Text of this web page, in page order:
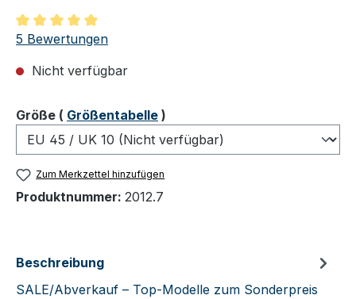
Durchschnittliche Bewertung von 5 von 5 Sternen
5 Bewertungen
Nicht verfügbar
Größeauswählen
( Größentabelle )
Zum Merkzettel hinzufügen
Produktnummer: 2012.7
Beschreibung
SALE/Abverkauf – Top-Modelle zum Sonderpreis